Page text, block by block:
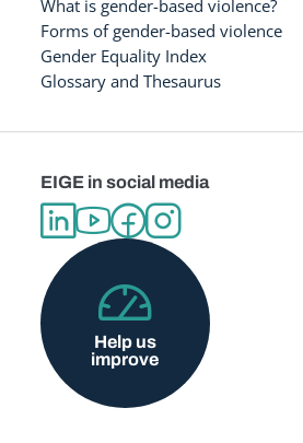
What is gender-based violence?
Forms of gender-based violence
Gender Equality Index
Glossary and Thesaurus
EIGE in social media
Help us
improve